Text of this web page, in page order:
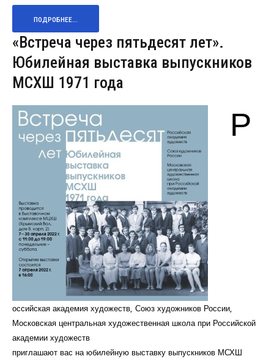
ПОДРОБНЕЕ...
«Встреча через пятьдесят лет».
Юбилейная выставка выпускников
МСХШ 1971 года
Р
оссийская академия художеств, Союз художников России,
Московская центральная художественная школа при Российской
академии художеств
приглашают вас на юбилейную выставку выпускников МСХШ